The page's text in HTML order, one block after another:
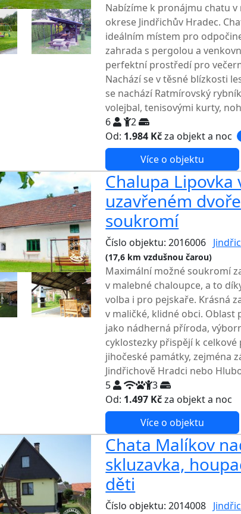
Nabízíme k pronájmu chatu
okrese Jindřichův Hradec.
ideálním místem pro
zahrada s pergolou a
perfektní prostředí pro
Nachází se v těsné blízkosti
se nachází Ratmírovský
volejbal, tenisovými kurty,
6
2
Od: 1.984 Kčza objekt a noc
Více o objektu
Chalupa Lipovka
uzavřeném
soukromí
Číslo objektu: 2016006
(17,6 km vzdušnou čarou)
Maximální možné soukromí
v malebné chaloupce, a to
volba i pro pejskaře. Krásná
v maličké, klidné obci.
jako nádherná příroda,
cyklostezky přispějí k
jihočeské památky, zejména
Jindřichově Hradci nebo
5
3
Od: 1.497 Kčza objekt a noc
Více o objektu
Chata Malíkov
skluzavka,
děti
Číslo objektu: 2014008